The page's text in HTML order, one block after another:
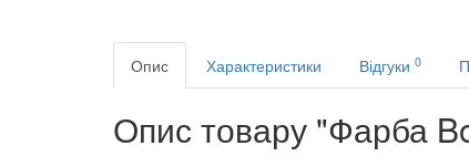
Опис Характеристики Відгуки 0
Опис товару "Фарба